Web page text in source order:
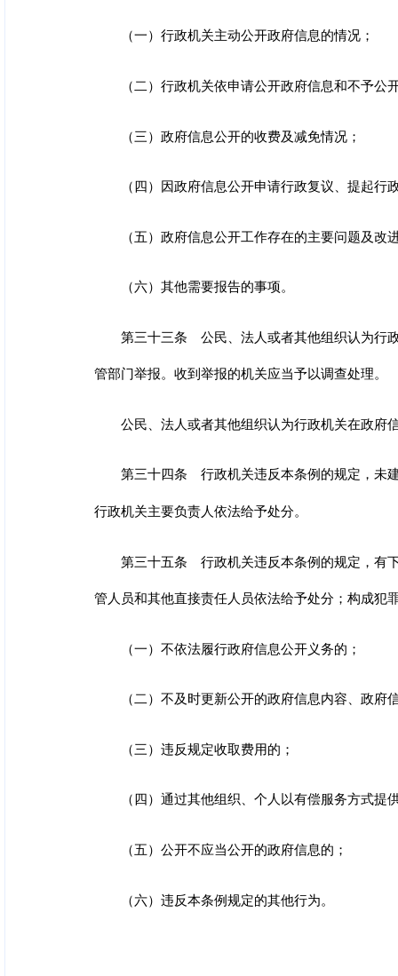
（一）行政机关主动公开政府信息的情况；
（二）行政机关依申请公开政府信息和不予公
（三）政府信息公开的收费及减免情况；
（四）因政府信息公开申请行政复议、提起行
（五）政府信息公开工作存在的主要问题及改
（六）其他需要报告的事项。
第三十三条 公民、法人或者其他组织认为行
管部门举报。收到举报的机关应当予以调查处理。
公民、法人或者其他组织认为行政机关在政府
第三十四条 行政机关违反本条例的规定，未
行政机关主要负责人依法给予处分。
第三十五条 行政机关违反本条例的规定，有
管人员和其他直接责任人员依法给予处分；构成犯
（一）不依法履行政府信息公开义务的；
（二）不及时更新公开的政府信息内容、政
（三）违反规定收取费用的；
（四）通过其他组织、个人以有偿服务方式提
（五）公开不应当公开的政府信息的；
（六）违反本条例规定的其他行为。